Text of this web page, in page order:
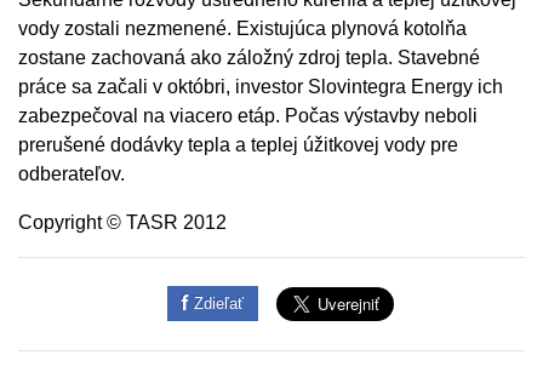
vody zostali nezmenené. Existujúca plynová kotolňa
zostane zachovaná ako záložný zdroj tepla. Stavebné
práce sa začali v októbri, investor Slovintegra Energy ich
zabezpečoval na viacero etáp. Počas výstavby neboli
prerušené dodávky tepla a teplej úžitkovej vody pre
odberateľov.
Copyright © TASR 2012
Zdieľať